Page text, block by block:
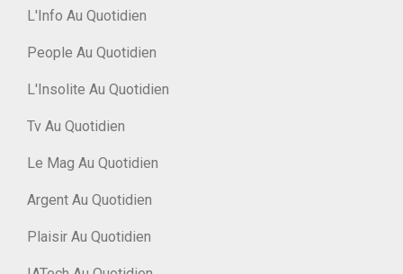
L'Info Au Quotidien
People Au Quotidien
L'Insolite Au Quotidien
Tv Au Quotidien
Le Mag Au Quotidien
Argent Au Quotidien
Plaisir Au Quotidien